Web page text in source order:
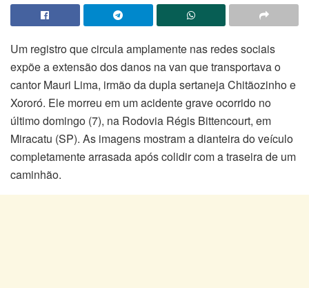
Um registro que circula amplamente nas redes sociais
expõe a extensão dos danos na van que transportava o
cantor Mauri Lima, irmão da dupla sertaneja Chitãozinho e
Xororó. Ele morreu em um acidente grave ocorrido no
último domingo (7), na Rodovia Régis Bittencourt, em
Miracatu (SP). As imagens mostram a dianteira do veículo
completamente arrasada após colidir com a traseira de um
caminhão.